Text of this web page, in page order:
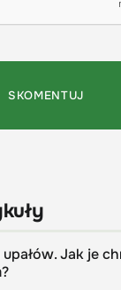
Jak je